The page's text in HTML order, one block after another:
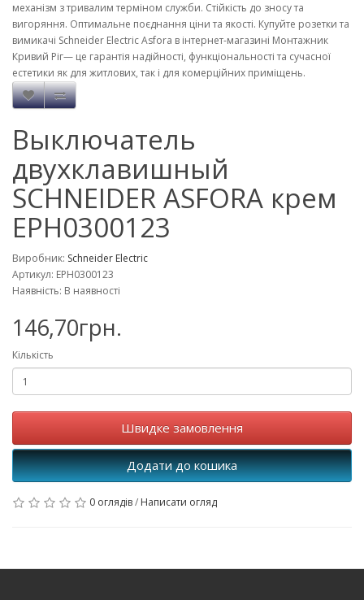
механізм з тривалим терміном служби. Стійкість до зносу та
вигоряння. Оптимальне поєднання ціни та якості. Купуйте розетки та
вимикачі Schneider Electric Asfora в інтернет-магазині Монтажник
Кривий Ріг— це гарантія надійності, функціональності та сучасної
естетики як для житлових, так і для комерційних приміщень.
Выключатель
двухклавишный
SCHNEIDER ASFORA крем
EPH0300123
Виробник: Schneider Electric
Артикул: EPH0300123
Наявність: В наявності
146,70грн.
Кількість
Швидке замовлення
Додати до кошика
0 оглядів/ Написати огляд